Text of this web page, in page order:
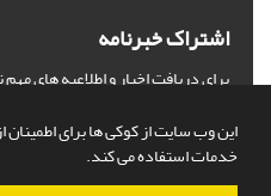
این وب سایت از کوکی ها برای اطمینان
خدمات استفاده می کند.
اشتراک خبرنامه
برای دریافت اخبار و اطلاعیه های